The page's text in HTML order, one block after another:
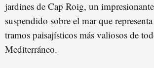
jardines de Cap Roig, un
suspendido sobre el mar que
tramos paisajísticos más valiosos de
Mediterráneo.